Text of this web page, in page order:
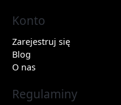
Konto
Zarejestruj się
Blog
O nas
Regulaminy